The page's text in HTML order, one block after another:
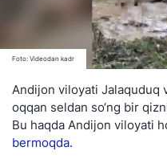
Foto: Videodan kadr
Andijon viloyati Jalaquduq
oqqan seldan so‘ng bir
Bu haqda Andijon viloyati
bermoqda.